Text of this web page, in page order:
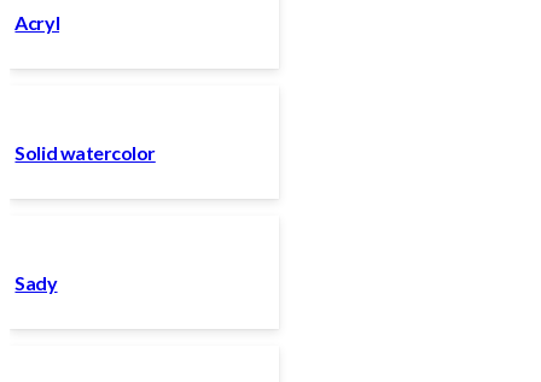
Acryl
Solid watercolor
Sady